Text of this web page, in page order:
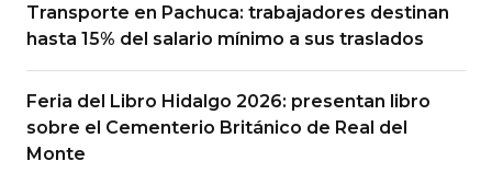
Transporte en Pachuca: trabajadores destinan
hasta 15% del salario mínimo a sus traslados
Feria del Libro Hidalgo 2026: presentan libro
sobre el Cementerio Británico de Real del
Monte